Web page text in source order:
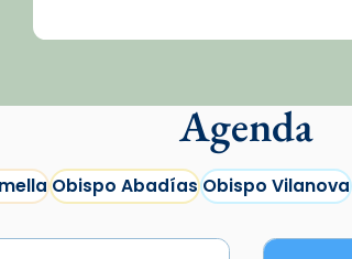
Agenda
Obispo AbadíasObispo Vilanova